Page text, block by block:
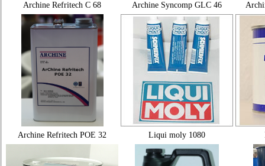
Archine Refritech C 68 Archine Syncomp GLC 46
Archine Refritech POE 32 Liqui moly 1080